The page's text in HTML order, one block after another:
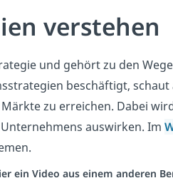
verstehen
und gehört zu den
beschäftigt,
zu erreichen. Dabei
auswirken. Im
ein Video aus einem anderen